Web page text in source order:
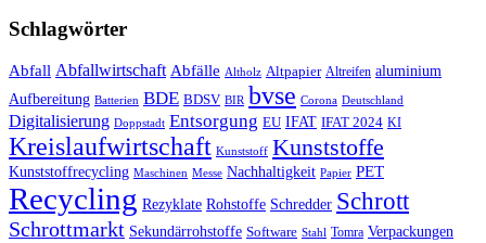
Schlagwörter
Abfall Abfallwirtschaft Abfälle Altholz Altpapier Altreifen aluminium
Aufbereitung Batterien BDE BDSV BIR bvse Corona Deutschland
Digitalisierung Doppstadt Entsorgung EU IFAT IFAT 2024 KI
Kreislaufwirtschaft Kunststoff Kunststoffe
Kunststoffrecycling Maschinen Messe Nachhaltigkeit Papier PET
Recycling Rezyklate Rohstoffe Schredder Schrott
Schrottmarkt Sekundärrohstoffe Software Stahl Tomra Verpackungen